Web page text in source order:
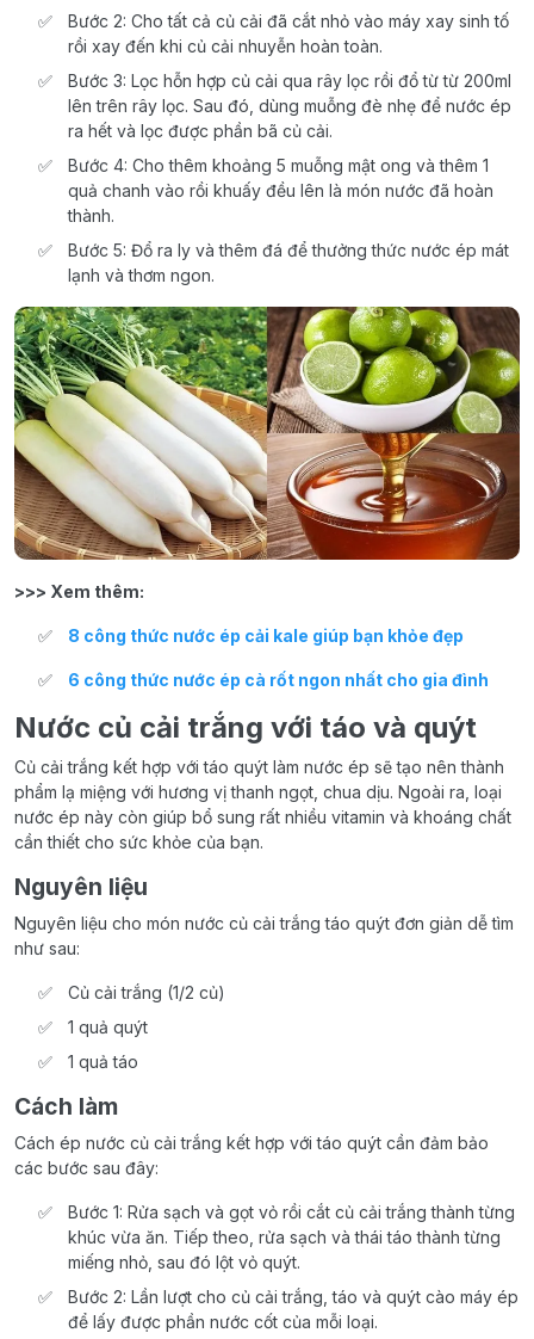
Bước 2: Cho tất cả củ cải đã cắt nhỏ vào máy xay sinh tố
rồi xay đến khi củ cải nhuyễn hoàn toàn.
Bước 3: Lọc hỗn hợp củ cải qua rây lọc rồi đổ từ từ 200ml
lên trên rây lọc. Sau đó, dùng muỗng đè nhẹ để nước ép
ra hết và lọc được phần bã củ cải.
Bước 4: Cho thêm khoảng 5 muỗng mật ong và thêm 1
quả chanh vào rồi khuấy đều lên là món nước đã hoàn
thành.
Bước 5: Đổ ra ly và thêm đá để thưởng thức nước ép mát
lạnh và thơm ngon.
>>> Xem thêm:
8 công thức nước ép cải kale giúp bạn khỏe đẹp
6 công thức nước ép cà rốt ngon nhất cho gia đình
Nước củ cải trắng với táo và quýt
Củ cải trắng kết hợp với táo quýt làm nước ép sẽ tạo nên thành
phẩm lạ miệng với hương vị thanh ngọt, chua dịu. Ngoài ra, loại
nước ép này còn giúp bổ sung rất nhiều vitamin và khoáng chất
cần thiết cho sức khỏe của bạn.
Nguyên liệu
Nguyên liệu cho món nước củ cải trắng táo quýt đơn giản dễ tìm
như sau:
Củ cải trắng (1/2 củ)
1 quả quýt
1 quả táo
Cách làm
Cách ép nước củ cải trắng kết hợp với táo quýt cần đảm bảo
các bước sau đây:
Bước 1: Rửa sạch và gọt vỏ rồi cắt củ cải trắng thành từng
khúc vừa ăn. Tiếp theo, rửa sạch và thái táo thành từng
miếng nhỏ, sau đó lột vỏ quýt.
Bước 2: Lần lượt cho củ cải trắng, táo và quýt cào máy ép
để lấy được phần nước cốt của mỗi loại.